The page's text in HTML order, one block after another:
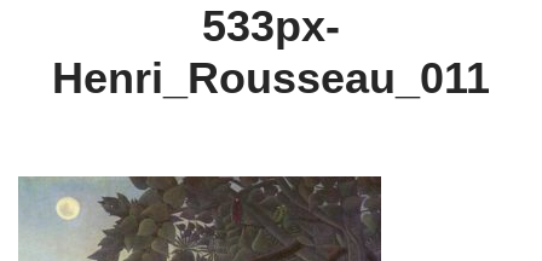
533px-
Henri_Rousseau_011